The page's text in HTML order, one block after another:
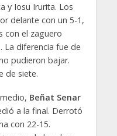
y Iosu Irurita. Los
delante con un 5-1,
con el zaguero
La diferencia fue de
pudieron bajar.
de siete.
Beñat Senar
a la final. Derrotó
con 22-15.